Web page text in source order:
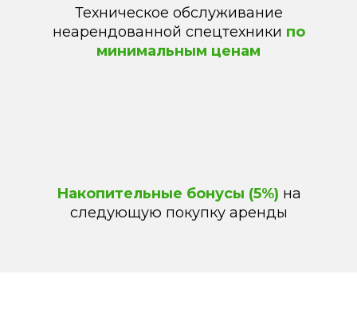
Техническое обслуживание
неарендованной спецтехники по
минимальным ценам
Накопительные бонусы (5%) на
следующую покупку аренды